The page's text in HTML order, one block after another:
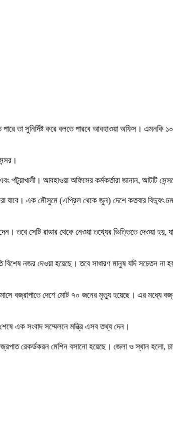
তা সুনির্দিষ্ট করে বলতে পারবে আবহাওয়া অফিস।
পটুয়াখালী। আবহাওয়া অফিসের কর্মকর্তারা জানান, আটটি
করা যাবে। এক মৌসুমে (এপ্রিল থেকে জুন) দেশে কতবার
তবে সেটি রাডার থেকে নেওয়া তথ্যের ভিত্তিতে দেওয়া
নজর দেওয়া হয়েছে। তবে সাধারণ মানুষ যদি সচেতন না
বজ্রাপাতে দেশে মোট ৭০ জনের মৃত্যু হয়েছে। এর মধ্যে
এক সংবাদ সম্মেলনে মন্ত্রি এসব তথ্য দেন।
রেকর্ডকরন মেশিন বসানো হয়েছে। জেলা ও স্থান হলো,